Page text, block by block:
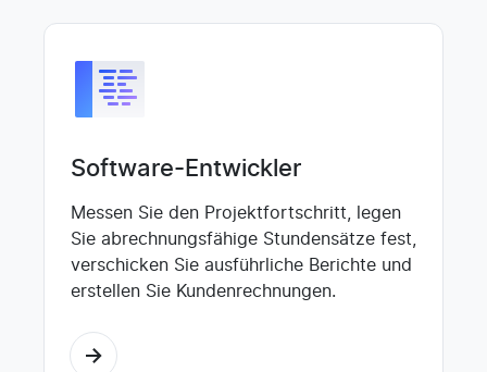
Software-Entwickler
Messen Sie den Projektfortschritt, legen
Sie abrechnungsfähige Stundensätze fest,
verschicken Sie ausführliche Berichte und
erstellen Sie Kundenrechnungen.